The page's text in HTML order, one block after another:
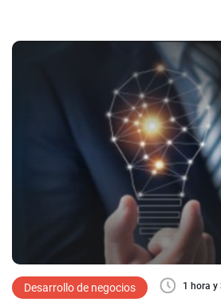
Desarrollo de negocios 1 hora y